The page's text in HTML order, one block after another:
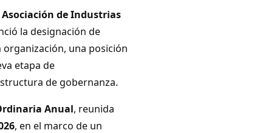
Asociación de Industrias
la designación de
organización, una posición
etapa de
de gobernanza.
Anual, reunida
, en el marco de un